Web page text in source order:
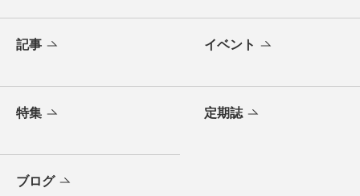
記事 イベント
特集 定期誌
ブログ